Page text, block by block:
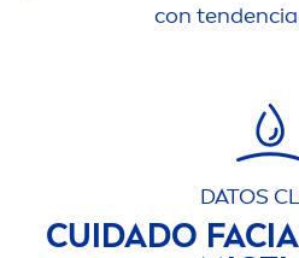
con
DATOS
CUIDADO